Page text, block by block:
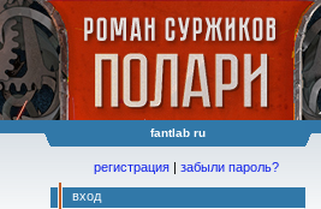
fantlab ru
регистрация | забыли пароль?
вход